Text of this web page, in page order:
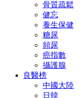
骨質疏鬆
健忘
養生保健
糖尿
頻尿
癌指數
攝護腺
良醫榜
中國大陸
日韓